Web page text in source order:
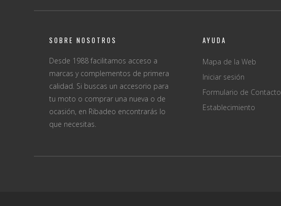
SOBRE NOSOTROS
Desde 1988 facilitamos acceso a
marcas y complementos de primera
calidad. Si buscas un accesorio para
tu moto o comprar una nueva o de
ocasión, en Ribadeo encontrarás lo
que necesitas.
AYUDA
Mapa de la Web
Iniciar sesión
Formulario de Contacto
Establecimiento